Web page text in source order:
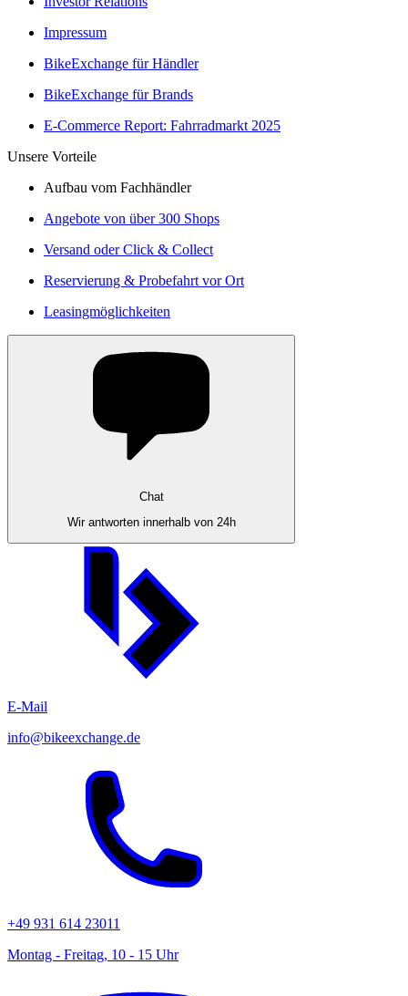
Impressum
BikeExchange für Händler
BikeExchange für Brands
E-Commerce Report: Fahrradmarkt 2025
Unsere Vorteile
Aufbau vom Fachhändler
Angebote von über 300 Shops
Versand oder Click & Collect
Reservierung & Probefahrt vor Ort
Leasingmöglichkeiten
Chat
Wir antworten innerhalb von 24h
E-Mail
info@bikeexchange.de
+49 931 614 23011
Montag - Freitag, 10 - 15 Uhr